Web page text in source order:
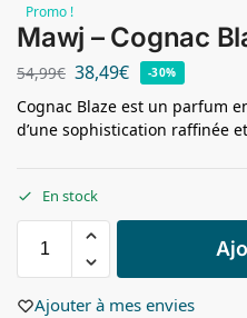
Promo !
Mawj – Cognac
54,99€ 38,49€ -30%
Cognac Blaze est un parfum
d’une sophistication raffinée
En stock
Ajouter à mes envies